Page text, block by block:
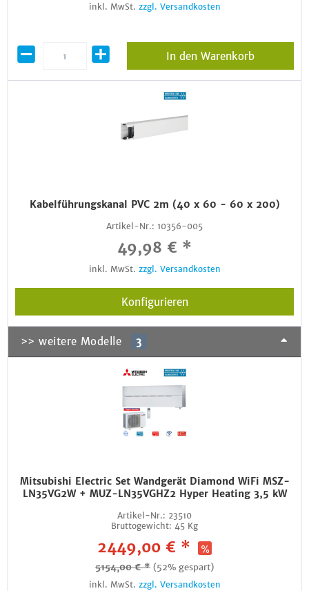
inkl. MwSt. zzgl. Versandkosten
In den Warenkorb
Kabelführungskanal PVC 2m (40 x 60 - 60 x 200)
Artikel-Nr.: 10356-005
49,98 € *
inkl. MwSt. zzgl. Versandkosten
Konfigurieren
>> weitere Modelle 3
Mitsubishi Electric Set Wandgerät Diamond WiFi MSZ-
LN35VG2W + MUZ-LN35VGHZ2 Hyper Heating 3,5 kW
Artikel-Nr.: 23510
Bruttogewicht: 45 Kg
2449,00 € *
5154,00 € * (52% gespart)
inkl. MwSt. zzgl. Versandkosten